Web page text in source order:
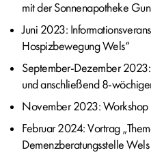
mit der Sonnenapotheke
Juni 2023:
Hospizbewegung Wels“
September-Dezember
und anschließend 8-
November 2023: Workshop
Februar 2024: Vortrag
Demenzberatungsstelle Wels